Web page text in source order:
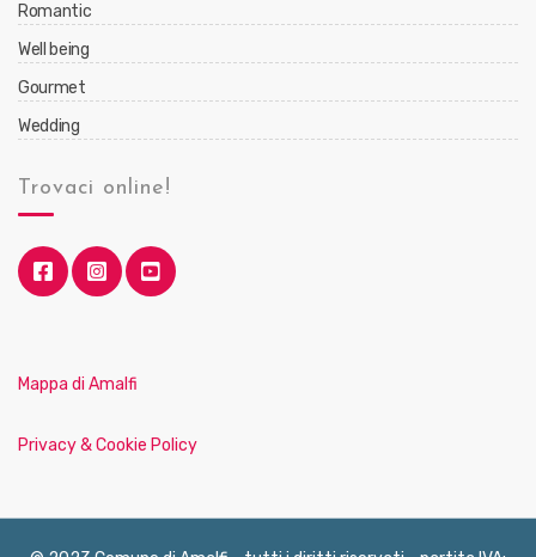
Romantic
Well being
Gourmet
Wedding
Trovaci online!
Mappa di Amalfi
Privacy & Cookie Policy